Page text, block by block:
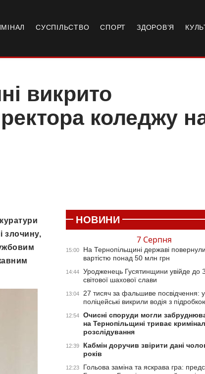
СУСПІЛЬСТВО СПОРТ ЗДОРОВ’Я
викрито
коледжу
злочину,
НОВИНИ
7 Серпня
15:00
На Тернопільщині державі
вартістю понад 50 млн грн
14:44
Уродженець Гусятинщини увійде до
світової шахової слави
13:04
27 тисяч за фальшиве посвідчення:
поліцейські викрили водія з
12:54
Очисні споруди могли
на Тернопільщині триває
розслідування
12:39
Кабмін доручив звірити дані
років
12:23
Гольова заміна та яскрава гра: